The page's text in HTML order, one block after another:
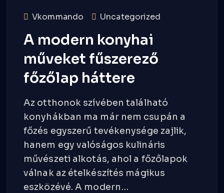
Vkommando Uncategorized
A modern konyhai
műveket fűszerező
főzőlap háttere
Az otthonok szívében található
konyhákban ma már nem csupán a
főzés egyszerű tevékenysége zajlik,
hanem egy valóságos kulináris
művészeti alkotás, ahol a főzőlapok
válnak az ételkészítés mágikus
eszközévé. A modern…